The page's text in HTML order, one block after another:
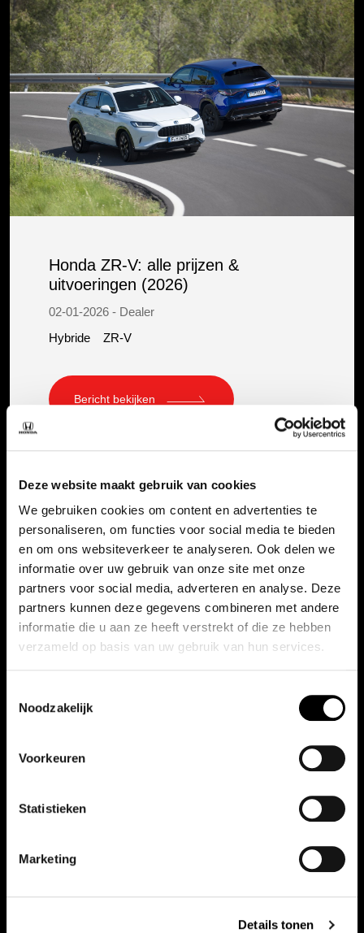
Deze website maakt gebruik van cookies
We gebruiken cookies om content en advertenties te
personaliseren, om functies voor social media te bieden
en om ons websiteverkeer te analyseren. Ook delen we
informatie over uw gebruik van onze site met onze
partners voor social media, adverteren en analyse. Deze
partners kunnen deze gegevens combineren met andere
informatie die u aan ze heeft verstrekt of die ze hebben
verzameld op basis van uw gebruik van hun services.
Noodzakelijk
Voorkeuren
Statistieken
Marketing
Details tonen
Honda ZR-V: alle prijzen &
uitvoeringen (2026)
02-01-2026 - Dealer
Hybride
ZR-V
Bericht bekijken
Samenvatting: het Honda-nieuws
26-08-2024 - Dealer
Bericht bekijken